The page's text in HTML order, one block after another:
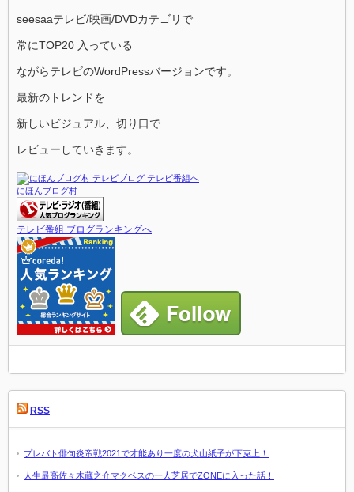
seesaaテレビ/映画/DVDカテゴリで
常にTOP20 入っている
ながらテレビのWordPressバージョンです。
最新のトレンドを
新しいビジュアル、切り口で
レビューしていきます。
にほんブログ村
テレビ番組 ブログランキングへ
RSS
プレバト俳句炎帝戦2021で才能あり一度の犬山紙子が下克上！
人生最高佐々木蔵之介マクベスの一人芝居でZONEに入った話！